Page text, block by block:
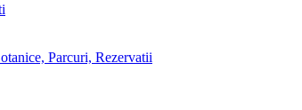
Parcuri, Rezervatii